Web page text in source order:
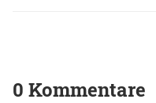
0 Kommentare